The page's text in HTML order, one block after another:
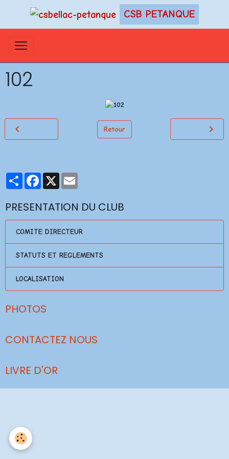
CSB PETANQUE
102
Retour
PartagerFacebook
X
PRESENTATION DU CLUB
COMITE DIRECTEUR
STATUTS ET REGLEMENTS
LOCALISATION
PHOTOS
CONTACTEZ NOUS
LIVRE D'OR